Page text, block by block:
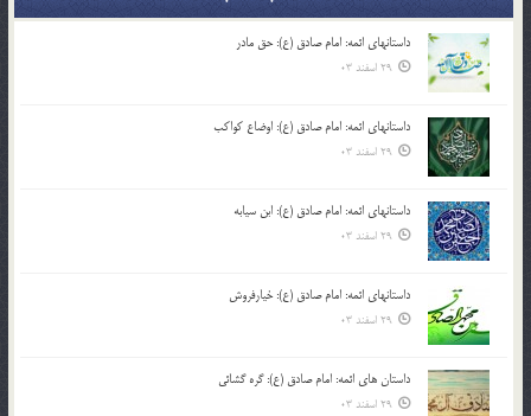
داستانهای ائمه: امام صادق (ع): حق مادر
29 اسفند 03
داستانهای ائمه: امام صادق (ع): اوضاع کواکب
29 اسفند 03
داستانهای ائمه: امام صادق (ع): ابن سیابه
29 اسفند 03
داستانهای ائمه: امام صادق (ع): خیارفروش
29 اسفند 03
داستان های ائمه: امام صادق (ع): گره گشائی
29 اسفند 03